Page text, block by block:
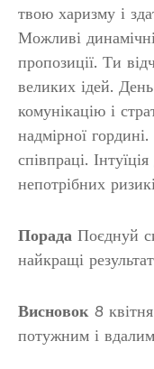
твою харизму і
Можливі
пропозиції. Ти
великих ідей.
комунікацію і
надмірної
співпраці.
непотрібних
Порада Поєднуй
найкращі
Висновок 8
потужним і